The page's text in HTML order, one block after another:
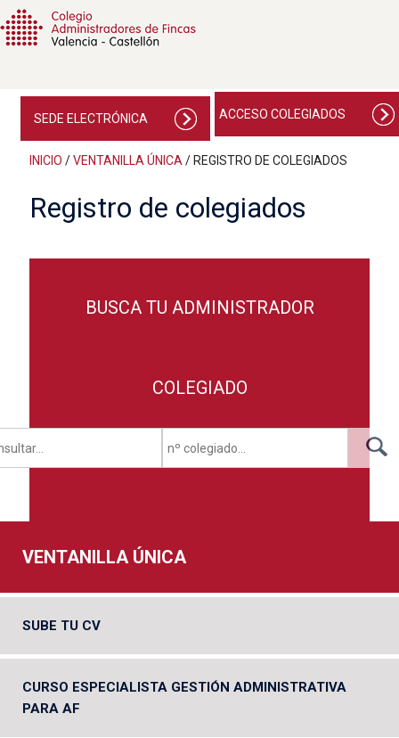
ACCESO COLEGIADOS
SEDE ELECTRÓNICA
INICIO /VENTANILLA ÚNICA / REGISTRO DE COLEGIADOS
Registro de colegiados
BUSCA TU ADMINISTRADOR
COLEGIADO
VENTANILLA ÚNICA
SUBE TU CV
CURSO ESPECIALISTA GESTIÓN ADMINISTRATIVA
PARA AF